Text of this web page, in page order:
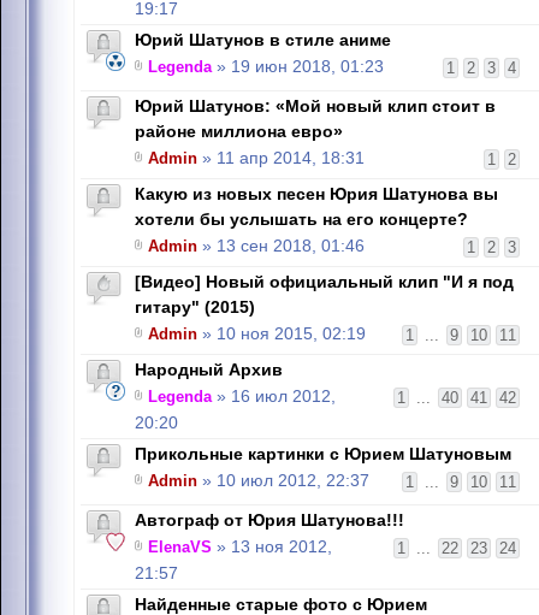
19:17
Юрий Шатунов в стиле аниме
1 2 3 4
Legenda» 19 июн 2018, 01:23
Юрий Шатунов: «Мой новый клип стоит в
районе миллиона евро»
1 2
Admin » 11 апр 2014, 18:31
Какую из новых песен Юрия Шатунова вы
хотели бы услышать на его концерте?
1 2 3
Admin » 13 сен 2018, 01:46
[Видео] Новый официальный клип "И я под
гитару" (2015)
1 ... 9 10 11
Admin » 10 ноя 2015, 02:19
Народный Архив
1 ... 40 41 42
Legenda» 16 июл 2012,
20:20
Прикольные картинки с Юрием Шатуновым
1 ... 9 10 11
Admin » 10 июл 2012, 22:37
Автограф от Юрия Шатунова!!!
1 ... 22 23 24
ElenaVS » 13 ноя 2012,
21:57
Найденные старые фото с Юрием